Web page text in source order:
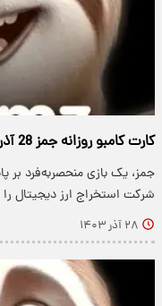
کارت کامبو روزانه جمز 28 آذر 1403
جمز، یک بازی منحصربه‌فرد بر
شرکت استخراج ارز دیجیتال
۲۸ آذر ۱۴۰۳